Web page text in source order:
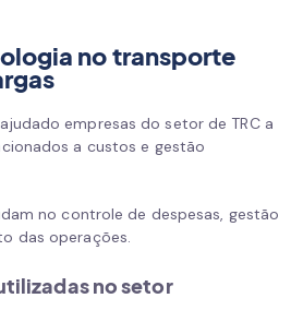
no transporte
empresas do setor de TRC a
a custos e gestão
no controle de despesas, gestão
das operações.
no setor